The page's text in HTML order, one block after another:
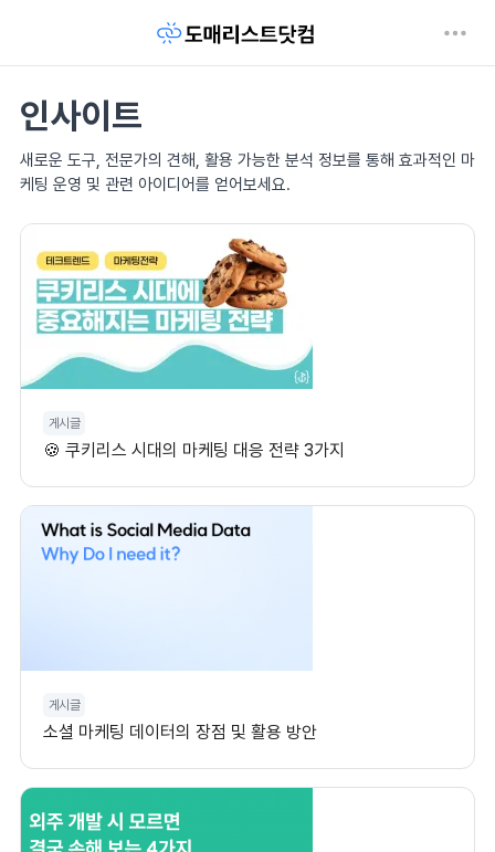
인사이트
새로운 도구, 전문가의 견해, 활용 가능한 분석 정보를 통해 효과적인 마
케팅 운영 및 관련 아이디어를 얻어보세요.
게시글
🍪 쿠키리스 시대의 마케팅 대응 전략 3가지
게시글
소셜 마케팅 데이터의 장점 및 활용 방안